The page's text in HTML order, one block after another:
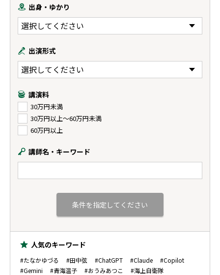
出身・ゆかり
出演形式
講演料
30万円未満
30万円以上〜60万円未満
60万円以上
講師名・キーワード
人気のキーワード
#たなかゆづる #田中弦 #ChatGPT #Claude
#Copilot
#Gemini
#青海温子 #おうみあつこ
#海上自衛隊